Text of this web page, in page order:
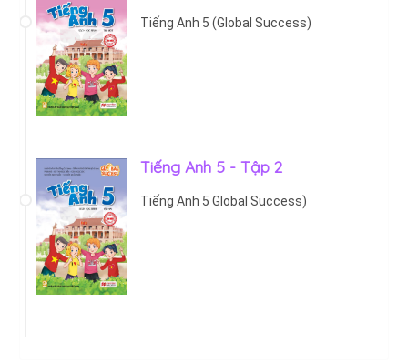
Tiếng Anh 5 (Global Success)
Tiếng Anh 5 - Tập 2
Tiếng Anh 5 Global Success)